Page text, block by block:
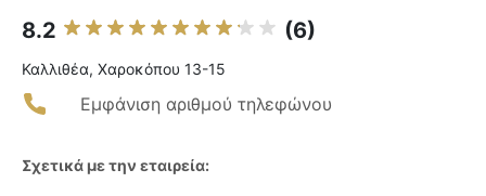
8.2 (6)
Καλλιθέα, Χαροκόπου 13-15
Εμφάνιση αριθμού τηλεφώνου
Σχετικά με την εταιρεία: